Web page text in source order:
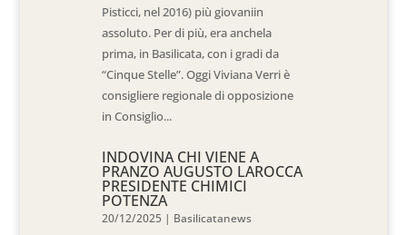
Pisticci, nel 2016) più giovaniin
assoluto. Per di più, era anchela
prima, in Basilicata, con i gradi da
“Cinque Stelle”. Oggi Viviana Verri è
consigliere regionale di opposizione
in Consiglio...
INDOVINA CHI VIENE A
PRANZO AUGUSTO LAROCCA
PRESIDENTE CHIMICI
POTENZA
20/12/2025 | Basilicatanews